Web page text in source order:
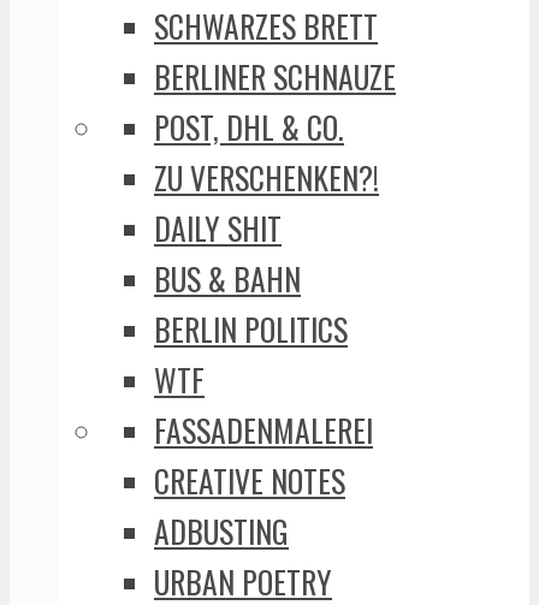
SCHWARZES BRETT
BERLINER SCHNAUZE
POST, DHL & CO.
ZU VERSCHENKEN?!
DAILY SHIT
BUS & BAHN
BERLIN POLITICS
WTF
FASSADENMALEREI
CREATIVE NOTES
ADBUSTING
URBAN POETRY